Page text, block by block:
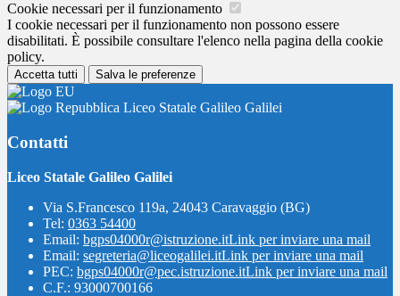
Cookie necessari per il funzionamento
I cookie necessari per il funzionamento non possono essere
disabilitati. È possibile consultare l'elenco nella pagina della cookie
policy.
Accetta tutti Salva le preferenze
Liceo Statale Galileo Galilei
Contatti
Liceo Statale Galileo Galilei
Via S.Francesco 119a, 24043 Caravaggio (BG)
Tel: 0363 54400
Email: bgps04000r@istruzione.itLink per inviare una mail
Email: segreteria@liceogalilei.itLink per inviare una mail
PEC: bgps04000r@pec.istruzione.itLink per inviare una mail
C.F.: 93000700166